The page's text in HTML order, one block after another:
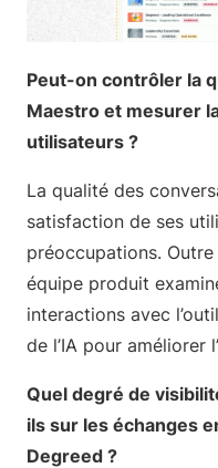
Peut-on contrôler la
Maestro et mesurer
utilisateurs ?
La qualité des
satisfaction de ses
préoccupations.
équipe produit
interactions avec
de l’IA pour améliorer
Quel degré de
ils sur les échanges
Degreed ?